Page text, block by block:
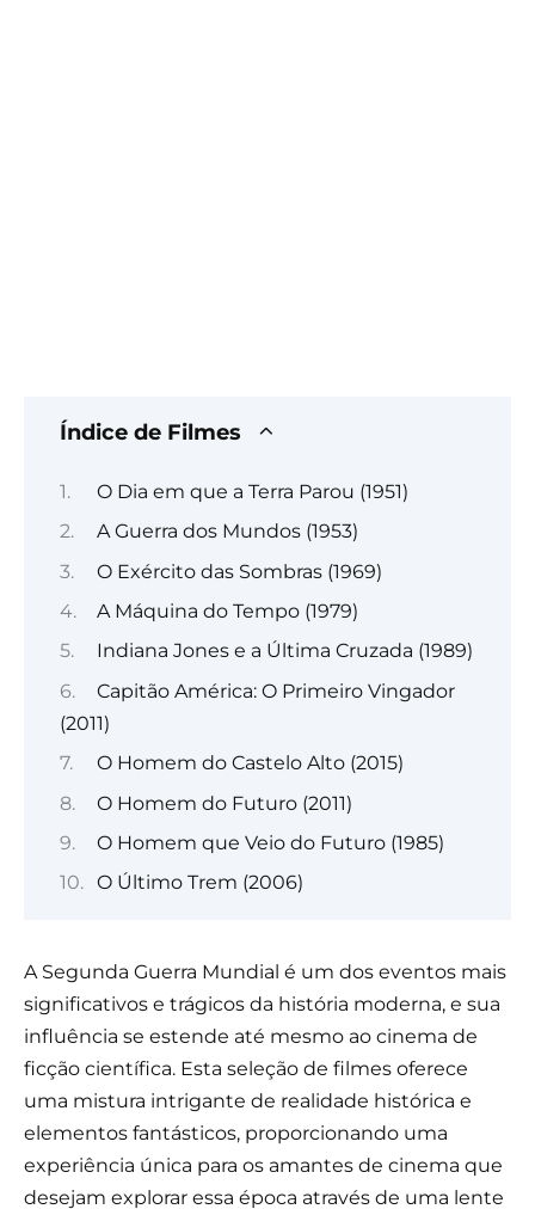
Índice de Filmes
O Dia em que a Terra Parou (1951)
A Guerra dos Mundos (1953)
O Exército das Sombras (1969)
A Máquina do Tempo (1979)
Indiana Jones e a Última Cruzada (1989)
Capitão América: O Primeiro Vingador
(2011)
O Homem do Castelo Alto (2015)
O Homem do Futuro (2011)
O Homem que Veio do Futuro (1985)
O Último Trem (2006)
A Segunda Guerra Mundial é um dos eventos mais
significativos e trágicos da história moderna, e sua
influência se estende até mesmo ao cinema de
ficção científica. Esta seleção de filmes oferece
uma mistura intrigante de realidade histórica e
elementos fantásticos, proporcionando uma
experiência única para os amantes de cinema que
desejam explorar essa época através de uma lente